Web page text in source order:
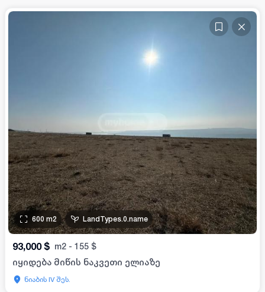
600 m2 LandTypes.0.name
93,000 $ m2 - 155 $
იყიდება მიწის ნაკვეთი ელიაზე
ნიაბის IV შეს.